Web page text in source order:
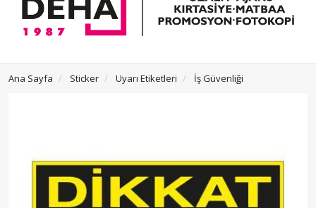
Ana Sayfa Sticker Uyarı Etiketleri İş Güvenliği